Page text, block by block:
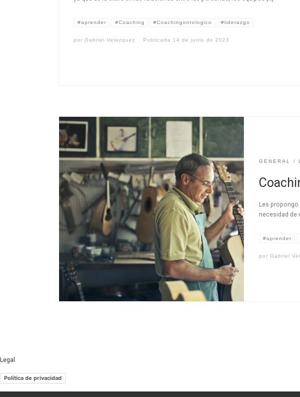
#aprender #Coaching #Coachingontologico #liderazgo
porGabriel Velazquez Publicada 14 de junio de 2023
GENERAL
Les
necesidad de
#aprender
porGabriel
Legal
Política de privacidad